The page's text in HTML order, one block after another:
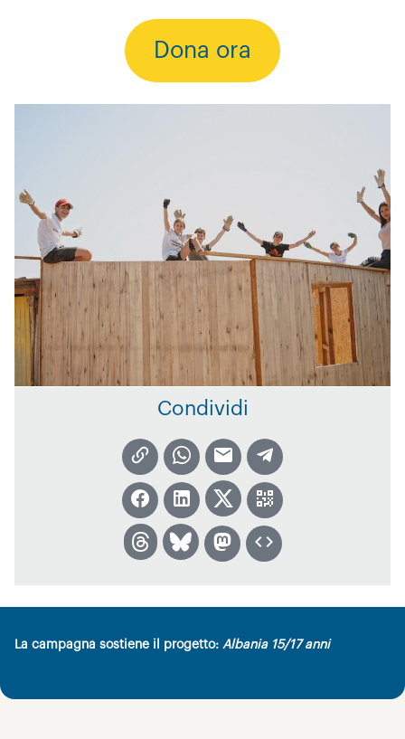
Dona ora
Condividi
La campagna sostiene il progetto: Albania 15/17 anni